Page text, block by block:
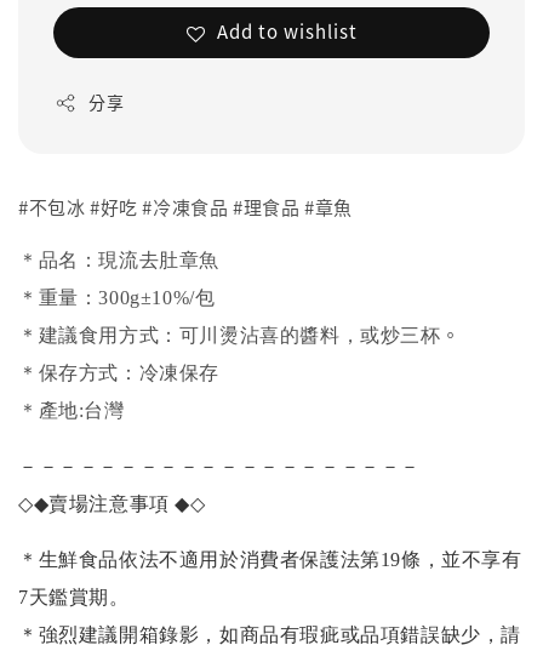
Add to wishlist
分享
#不包冰 #好吃 #冷凍食品 #理食品 #章魚
＊品名：現流去肚章魚
＊重量：300g±10%/包
＊建議食用方式：可川燙沾喜的醬料，或炒三杯 。
＊保存方式：冷凍保存
＊產地:台灣
－－－－－－－－－－－－－－－－－－－－
◇◆賣場注意事項◆◇
＊生鮮食品依法不適用於消費者保護法第19條，並不享有
7天鑑賞期。
＊強烈建議開箱錄影，如商品有瑕疵或品項錯誤缺少，請